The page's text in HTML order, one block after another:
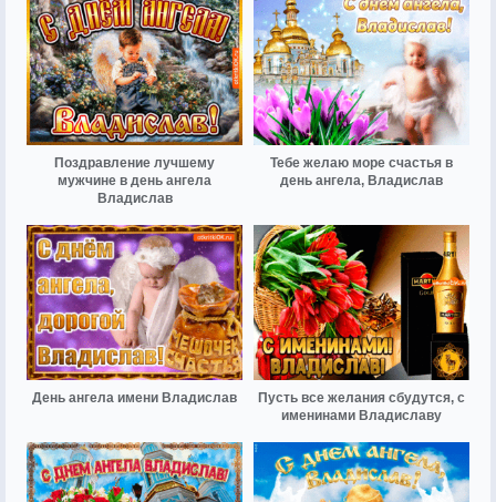
Поздравление лучшему
мужчине в день ангела
Владислав
Тебе желаю море счастья в
день ангела, Владислав
День ангела имени Владислав
Пусть все желания сбудутся, с
именинами Владиславу